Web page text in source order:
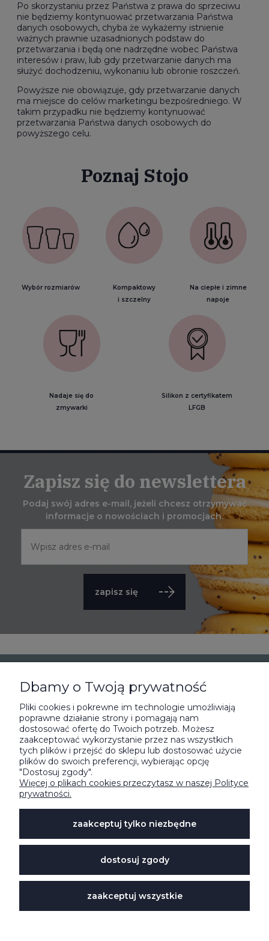
Po skorzystaniu przez Państwa z prawa do sprzeciwu
nie będziemy kontynuować przetwarzania Państwa
danych osobowych, chyba że wykażemy istnienie
ważnych prawnie uzasadnionych podstaw do
przetwarzania i będą one nadrzędne wobec Państwa
interesów i praw, lub gdy przetwarzanie danych ma
służyć dochodzeniu, wykonaniu lub obronie roszczeń.
Powyższe nie obowiązuje, gdy przetwarzanie danych
ma miejsce do celów marketingu bezpośredniego. W
takim przypadku nie będziemy kontynuować
przetwarzania Państwa danych osobowych do
powyższego celu.
Poznaj Stojo
Wybór rozmiarów
Kompaktowy
i szczelny
Na ciepłe i zimne
napoje
Nadaje się do
zmywarki
Silikon z certyfikatem
LFGB
Zapisz się do newslettera
Podaj swój adres e-mail, jeżeli chcesz otrzymywać
informacje o nowościach i promocjach.
zapisz się
POMOC
ZAMÓWIENIE I DOSTAWA
O NAS
   
Sklep internetowy Shoper.pl
Dbamy o Twoją prywatność
Pliki cookies i pokrewne im technologie umożliwiają
poprawne działanie strony i pomagają nam
dostosować ofertę do Twoich potrzeb. Możesz
zaakceptować wykorzystanie przez nas wszystkich
tych plików i przejść do sklepu lub dostosować użycie
plików do swoich preferencji, wybierając opcję
"Dostosuj zgody".
Więcej o plikach cookies przeczytasz w naszej Polityce
prywatności.
zaakceptuj tylko niezbędne
dostosuj zgody
zaakceptuj wszystkie